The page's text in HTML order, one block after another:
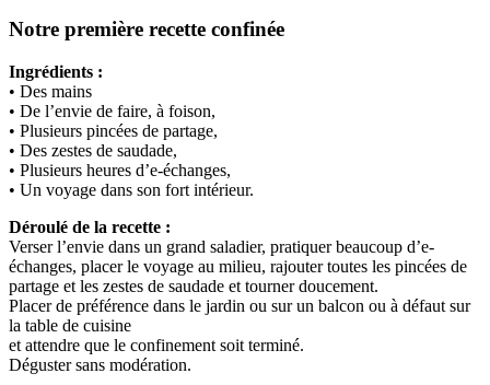
Notre première recette confinée
Ingrédients :
• Des mains
• De l’envie de faire, à foison,
• Plusieurs pincées de partage,
• Des zestes de saudade,
• Plusieurs heures d’e-échanges,
• Un voyage dans son fort intérieur.
Déroulé de la recette :
Verser l’envie dans un grand saladier, pratiquer beaucoup d’e-
échanges, placer le voyage au milieu, rajouter toutes les pincées de
partage et les zestes de saudade et tourner doucement.
Placer de préférence dans le jardin ou sur un balcon ou à défaut sur
la table de cuisine
et attendre que le confinement soit terminé.
Déguster sans modération.